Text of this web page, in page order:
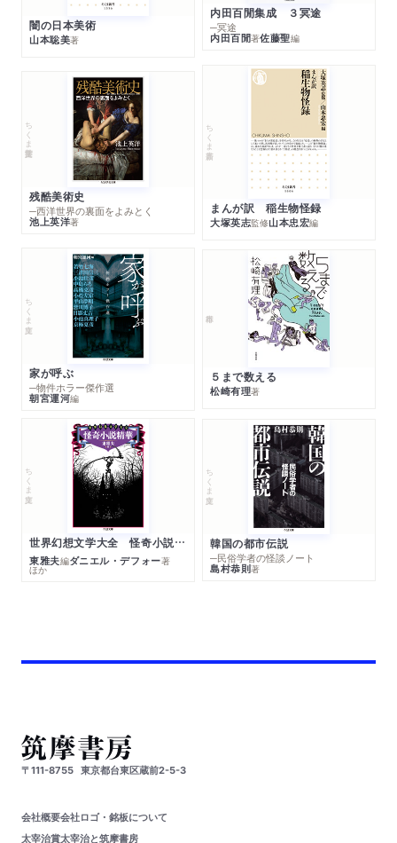
闇の日本美術
山本聡美著
内田百閒集成 ３冥途
─冥途
内田百閒著佐藤聖編
ちくま学芸文庫
残酷美術史
─西洋世界の裏面をよみとく
池上英洋著
ちくま新書
まんが訳 稲生物怪録
大塚英志監修山本忠宏編
ちくま文庫
家が呼ぶ
─物件ホラー傑作選
朝宮運河編
５まで数える
松崎有理著
ちくま文庫
世界幻想文学大全 怪奇小説精華
東雅夫編ダニエル・デフォー著
ほか
ちくま文庫
韓国の都市伝説
─民俗学者の怪談ノート
島村恭則著
〒111-8755 東京都台東区蔵前2-5-3
会社概要会社ロゴ・銘板について
太宰治賞太宰治と筑摩書房